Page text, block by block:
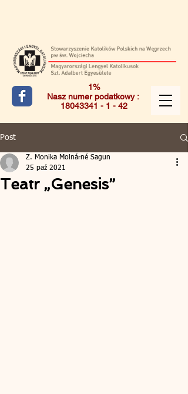
1%
Nasz numer podatkowy :
18043341 - 1 - 42
Post
Teatr „Genesis”
Z. Monika Molnárné Sagun
25 paź 2021